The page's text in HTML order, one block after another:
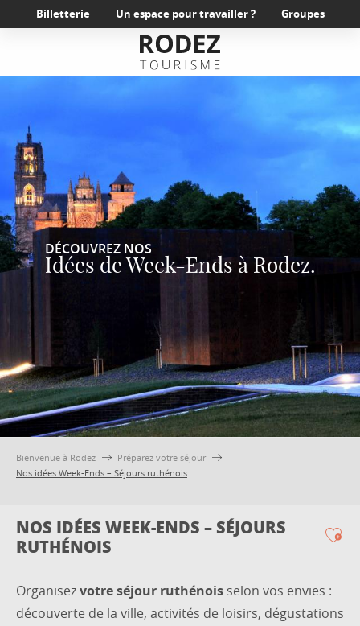
au
principal
Billetterie Un espace pour travailler ? Groupes
DÉCOUVREZ NOS
Idées de Week-Ends à Rodez.
Bienvenue à Rodez
Préparez votre séjour
Nos idées Week-Ends – Séjours ruthénois
NOS IDÉES WEEK-ENDS – SÉJOURS
RUTHÉNOIS
Organisezvotre séjour ruthénois selon vos envies :
découverte de la ville, activités de loisirs, dégustations